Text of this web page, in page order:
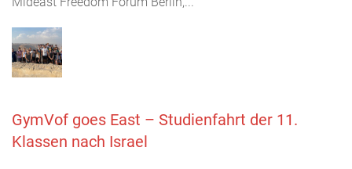
GymVof goes East – Studienfahrt der 11.
Klassen nach Israel